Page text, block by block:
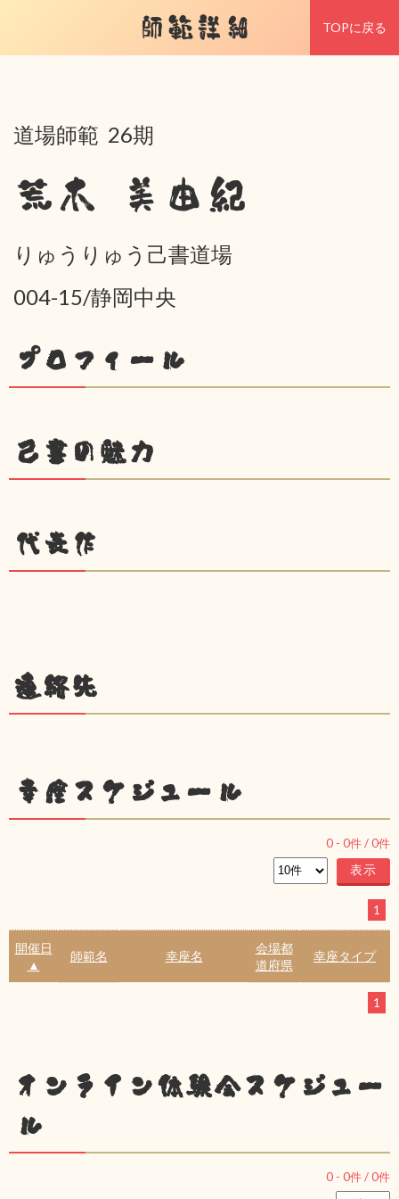
師範詳細 TOPに戻る
道場師範 26期
荒木 美由紀
りゅうりゅう己書道場
004-15/静岡中央
プロフィール
己書の魅力
代表作
連絡先
幸座スケジュール
0 - 0件 /0件
1
開催日
▲
師範名 幸座名
会場都
道府県
幸座タイプ
1
オンライン体験会スケジュー
ル
0 - 0件 /0件